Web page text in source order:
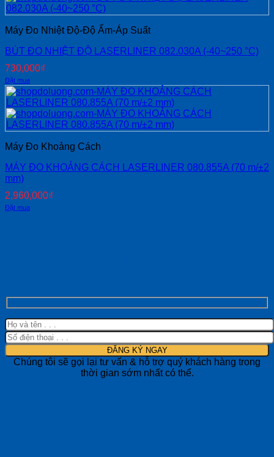
Máy Đo Nhiệt Độ-Độ Ẩm-Áp Suất
BÚT ĐO NHIỆT ĐỘ LASERLINER 082.030A (-40~250 °C)
730,000₫
Đặt mua
Máy Đo Khoảng Cách
MÁY ĐO KHOẢNG CÁCH LASERLINER 080.855A (70 m/±2
mm)
2,960,000₫
Đặt mua
Chúng tôi sẽ gọi lại tư vấn & hỗ trợ quý khách hàng trong
thời gian sớm nhất có thể.